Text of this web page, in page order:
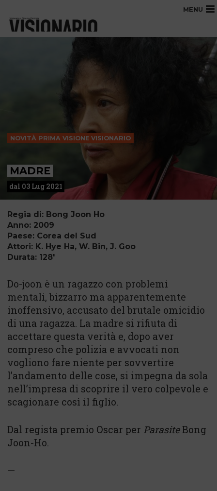
MENU
NOVITÀ PRIMA VISIONE VISIONARIO
MADRE
dal 03 Lug 2021
Regia di: Bong Joon Ho
Anno: 2009
Paese: Corea del Sud
Attori: K. Hye Ha, W. Bin, J. Goo
Durata: 128'
Do-joon è un ragazzo con problemi
mentali, bizzarro ma apparentemente
inoffensivo, accusato del brutale omicidio
di una ragazza. La madre si rifiuta di
accettare questa verità e, dopo aver
compreso che polizia e avvocati non
vogliono fare niente per sovvertire
l’andamento delle cose, si impegna da sola
nell’impresa di scoprire il vero colpevole e
scagionare così il figlio.
Dal regista premio Oscar per ParasiteBong
Joon-Ho.
—